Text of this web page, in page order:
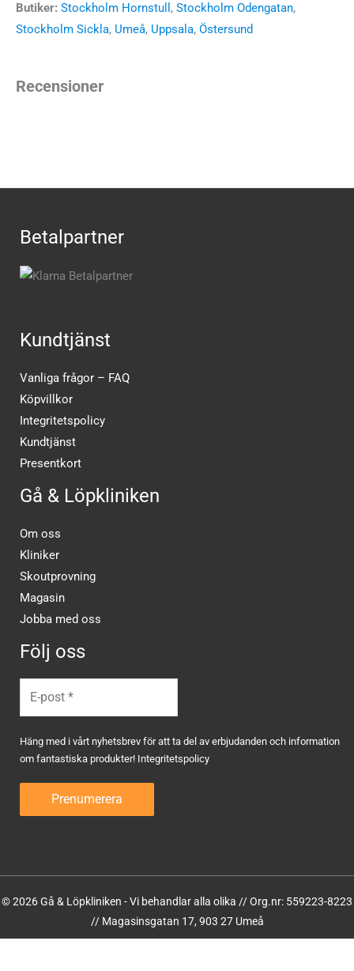
Butiker: Stockholm Hornstull , Stockholm Odengatan,
Stockholm Sickla, Umeå, Uppsala, Östersund
Recensioner
Betalpartner
Kundtjänst
Vanliga frågor – FAQ
Köpvillkor
Integritetspolicy
Kundtjänst
Presentkort
Gå & Löpkliniken
Om oss
Kliniker
Skoutprovning
Magasin
Jobba med oss
Följ oss
Häng med i vårt nyhetsbrev för att ta del av erbjudanden och information
om fantastiska produkter! Integritetspolicy
© 2026 Gå & Löpkliniken - Vi behandlar alla olika // Org.nr: 559223-8223
// Magasinsgatan 17, 903 27 Umeå